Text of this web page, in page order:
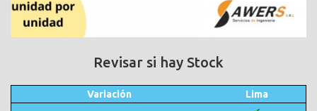
Revisar si hay Stock
Variación Lima